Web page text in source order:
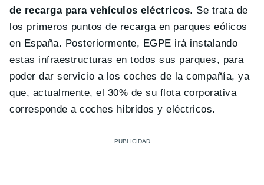
de recarga para vehículos eléctricos. Se trata de
los primeros puntos de recarga en parques eólicos
en España. Posteriormente, EGPE irá instalando
estas infraestructuras en todos sus parques, para
poder dar servicio a los coches de la compañía, ya
que, actualmente, el 30% de su flota corporativa
corresponde a coches híbridos y eléctricos.